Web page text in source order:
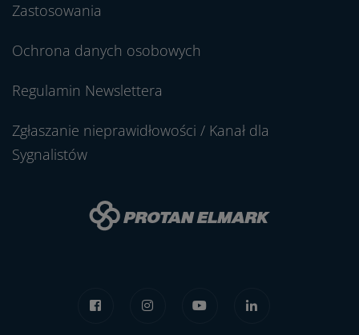
Zastosowania
Ochrona danych osobowych
Regulamin Newslettera
Zgłaszanie nieprawidłowości / Kanał dla
Sygnalistów